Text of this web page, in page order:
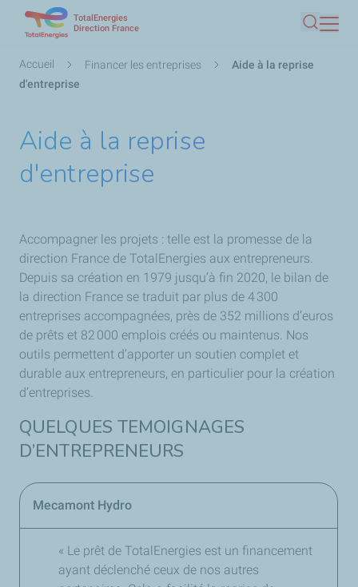
contenu
TotalEnergies
Direction France
Fil
d'Ariane
Accueil Financer les entreprises
Aide à la reprise
d'entreprise
Aide à la reprise
d'entreprise
Accompagner les projets : telle est la promesse de la
direction France de TotalEnergies aux entrepreneurs.
Depuis sa création en 1979 jusqu’à fin 2020, le bilan de
la direction France se traduit par plus de 4 300
entreprises accompagnées, près de 352 millions d’euros
de prêts et 82 000 emplois créés ou maintenus. Nos
outils permettent d’apporter un soutien complet et
durable aux entrepreneurs, en particulier pour la création
d’entreprises.
QUELQUES TEMOIGNAGES
D’ENTREPRENEURS
Mecamont Hydro
« Le prêt de TotalEnergies est un financement
ayant déclenché ceux de nos autres